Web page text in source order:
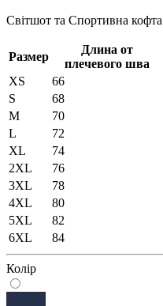
Світшот та Спортивна кофта
Размер
Длина от
плечевого шва
XS
66
S
68
M
70
L
72
XL
74
2XL
76
3XL
78
4XL
80
5XL
82
6XL
84
Колір